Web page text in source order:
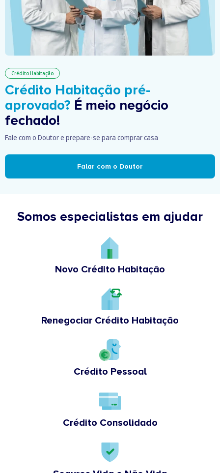
Crédito Habitação
Crédito Habitação pré-
aprovado? É meio negócio
fechado!
Fale com o Doutor e prepare-se para comprar casa
Falar com o Doutor
Somos especialistas em ajudar
Novo Crédito Habitação
Renegociar Crédito Habitação
Crédito Pessoal
Crédito Consolidado